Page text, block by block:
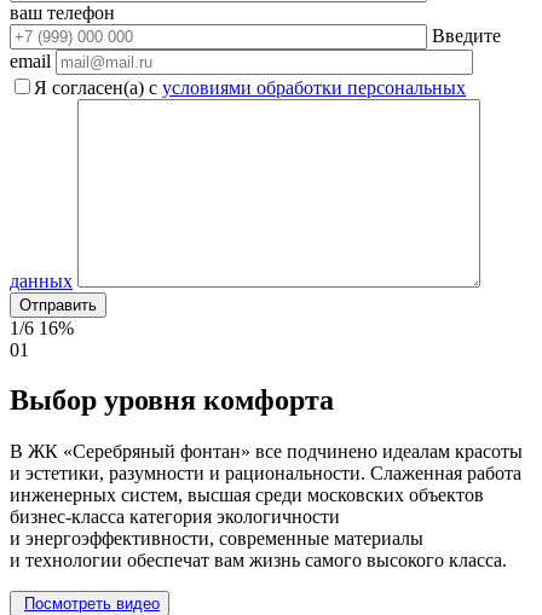
ваш телефон
Введите
email
Я согласен(а) с условиями обработки персональных
данных
1/6 16%
01
Выбор уровня комфорта
В ЖК «Серебряный фонтан» все подчинено идеалам красоты
и эстетики, разумности и рациональности. Слаженная работа
инженерных систем, высшая среди московских объектов
бизнес-класса категория экологичности
и энергоэффективности, современные материалы
и технологии обеспечат вам жизнь самого высокого класса.
Посмотреть видео